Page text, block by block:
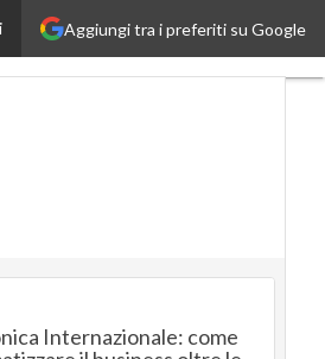
Aggiungi tra i preferiti su Google
Internazionale: come